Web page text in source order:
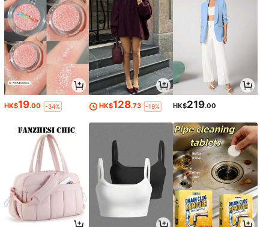
HK$19.00 -34% HK$128.73 -19% HK$219.00